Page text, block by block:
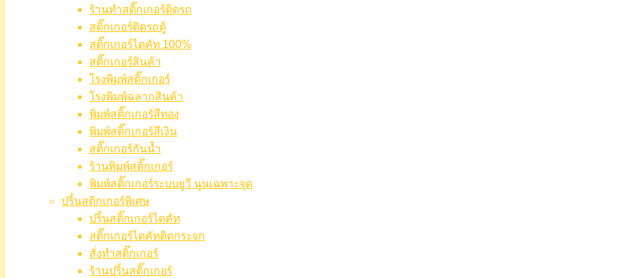
ร้านทำสติ๊กเกอร์ติดรถ
สติ๊กเกอร์ติดรถตู้
สติ๊กเกอร์ไดคัท 100%
สติ๊กเกอร์สินค้า
โรงพิมพ์สติ๊กเกอร์
โรงพิมพ์ฉลากสินค้า
พิมพ์สติ๊กเกอร์สีทอง
พิมพ์สติ๊กเกอร์สีเงิน
สติ๊กเกอร์กันน้ำ
ร้านพิมพ์สติ๊กเกอร์
พิมพ์สติ๊กเกอร์ระบบยูวี นูนเฉพาะจุด
ปริ้นสติกเกอร์พิเศษ
ปริ้นสติ๊กเกอร์ไดคัท
สติ๊กเกอร์ไดคัทติดกระจก
สั่งทำสติ๊กเกอร์
ร้านปริ้นสติ๊กเกอร์